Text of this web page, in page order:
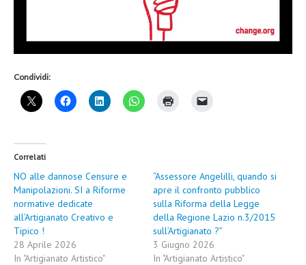
Condividi:
Correlati
NO alle dannose Censure e
Manipolazioni. SI a Riforme
normative dedicate
all’Artigianato Creativo e
Tipico !
28 Aprile 2026
In "Artigianato Artistico"
“Assessore Angelilli, quando si
apre il confronto pubblico
sulla Riforma della Legge
della Regione Lazio n.3/2015
sull’Artigianato ?”
3 Giugno 2026
In "Artigianato Artistico"